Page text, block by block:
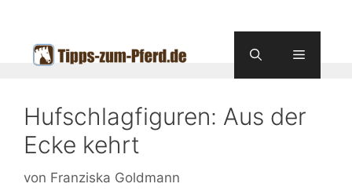
springen
Menü
Hufschlagfiguren: Aus der
Ecke kehrt
von Franziska Goldmann